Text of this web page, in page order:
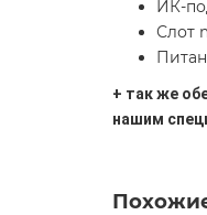
ИК-
Слот
+ так же
нашим